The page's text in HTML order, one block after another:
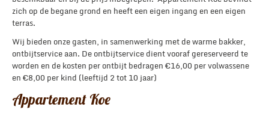
zich op de begane grond en heeft een eigen ingang en een eigen
terras.
Wij bieden onze gasten, in samenwerking met de warme bakker,
ontbijtservice aan. De ontbijtservice dient vooraf gereserveerd te
worden en de kosten per ontbijt bedragen €16,00 per volwassene
en €8,00 per kind (leeftijd 2 tot 10 jaar)
Appartement Koe